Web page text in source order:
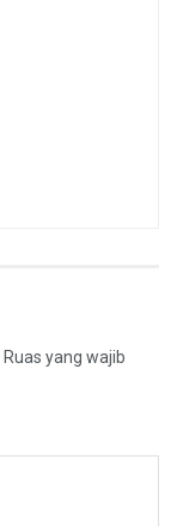
Ruas yang wajib